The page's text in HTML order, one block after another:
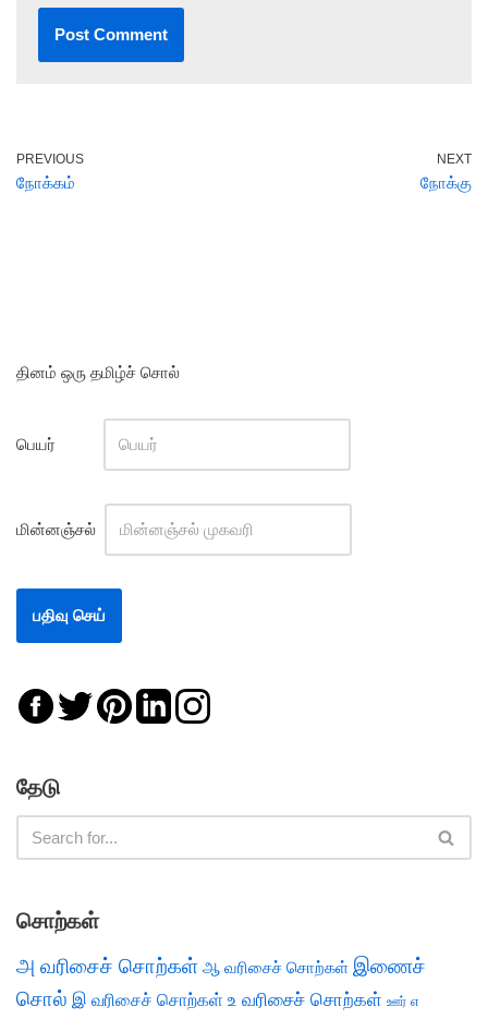
PREVIOUS
நோக்கம்
NEXT
நோக்கு
தினம் ஒரு தமிழ்ச் சொல்
பெயர்
மின்னஞ்சல்
தேடு
சொற்கள்
அ வரிசைச் சொற்கள் ஆ வரிசைச் சொற்கள் இணைச்
சொல் இ வரிசைச் சொற்கள் உ வரிசைச் சொற்கள் ஊர் எ